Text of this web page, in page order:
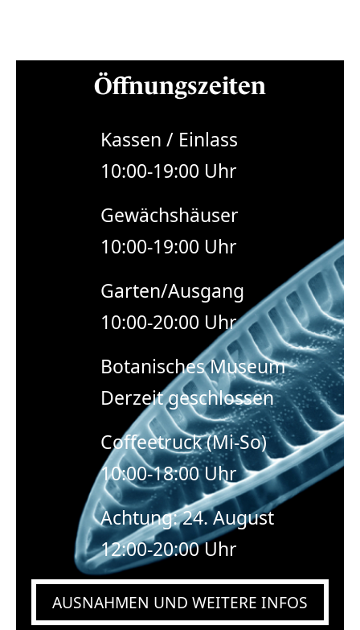
Öffnungszeiten
Kassen / Einlass
10:00-19:00 Uhr
Gewächshäuser
10:00-19:00 Uhr
Garten/Ausgang
10:00-20:00 Uhr
Botanisches Museum
Derzeit geschlossen
Coffeetruck (Mi-So)
10:00-18:00 Uhr
Achtung: 24. August
12:00-20:00 Uhr
AUSNAHMEN UND WEITERE INFOS